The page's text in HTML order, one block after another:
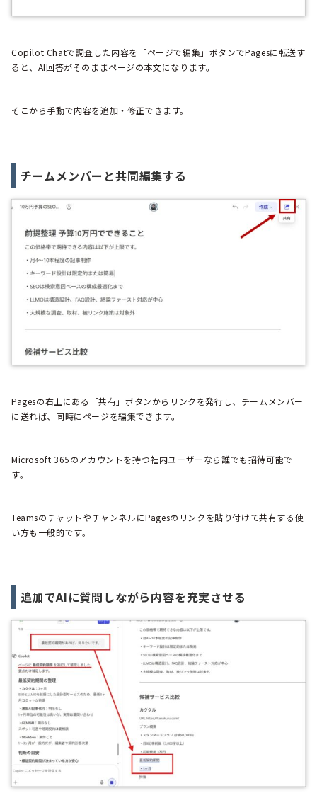
Copilot Chatで調査した内容を「ページで編集」ボタンでPagesに転送す
ると、AI回答がそのままページの本文になります。
そこから手動で内容を追加・修正できます。
チームメンバーと共同編集する
Pagesの右上にある「共有」ボタンからリンクを発行し、チームメンバー
に送れば、同時にページを編集できます。
Microsoft 365のアカウントを持つ社内ユーザーなら誰でも招待可能で
す。
TeamsのチャットやチャンネルにPagesのリンクを貼り付けて共有する使
い方も一般的です。
追加でAIに質問しながら内容を充実させる